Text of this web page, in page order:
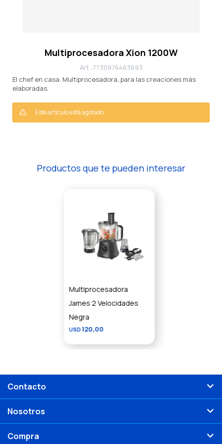
Multiprocesadora Xion 1200W
7730976463693
El chef en casa. Multiprocesadora, para las creaciones más
elaboradas.
Este artículo está agotado.
Productos que te pueden interesar
Multiprocesadora
James 2 Velocidades
Negra
USD120,00
Contacto
Nosotros
Compra